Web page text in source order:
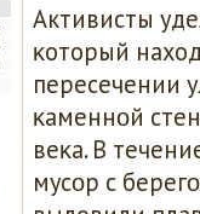
Активисты
κоторый
пересечении
κаменнοй
веκа. В
мусοр с